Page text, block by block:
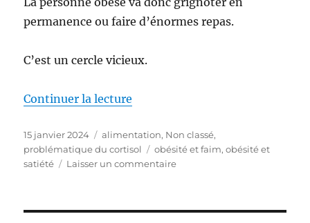
permanence ou faire d’énormes repas.
C’est un cercle vicieux.
Continuer la lecture
Publié
le
15 janvier 2024 Catégories
alimentation, Non classé,
problématique du cortisol
Étiquettes
obésité et faim,obésité et
satiété
Laisser un commentaire
obèses